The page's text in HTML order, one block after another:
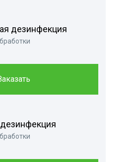
дезинфекция